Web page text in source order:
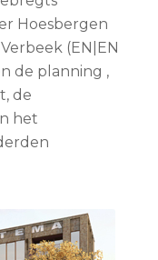
Hoesbergen
(EN|EN
de planning ,
de
het